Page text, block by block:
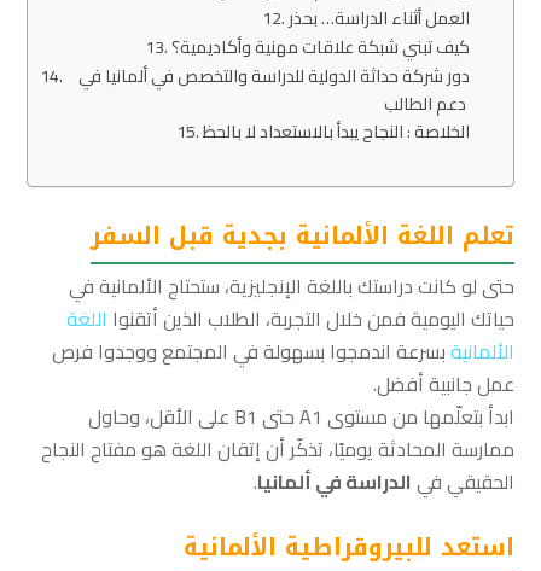
العمل أثناء الدراسة… بحذر
كيف تبني شبكة علاقات مهنية وأكاديمية؟
دور شركة حداثة الدولية للدراسة والتخصص في ألمانيا في
الخلاصة : النجاح يبدأ بالاستعداد لا بالحظ
تعلم اللغة الألمانية بجدية قبل السفر
حتى لو كانت دراستك باللغة الإنجليزية، ستحتاج الألمانية في
حياتك اليومية فمن خلال التجربة، الطلاب الذين أتقنوا اللغة
الألمانيةبسرعة اندمجوا بسهولة في المجتمع ووجدوا فرص
عمل جانبية أفضل.
ابدأ بتعلّمها من مستوى A1 حتى B1 على الأقل، وحاول
ممارسة المحادثة يوميًا، تذكّر أن إتقان اللغة هو مفتاح النجاح
الحقيقي في الدراسة في ألمانيا.
استعد للبيروقراطية الألمانية